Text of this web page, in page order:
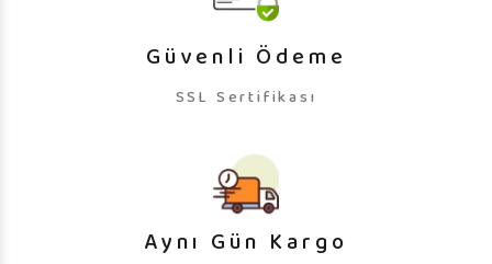
Güvenli Ödeme
SSL Sertifikası
Aynı Gün Kargo